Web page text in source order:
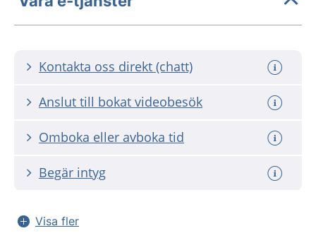
Kontakta oss direkt (chatt)
Anslut till bokat videobesök
Omboka eller avboka tid
Begär intyg
Visa fler